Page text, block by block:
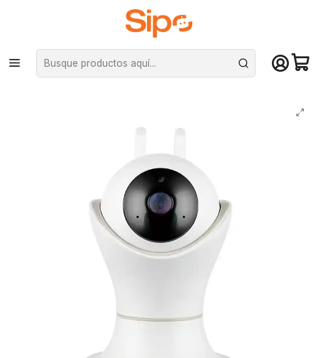
¡Compra hasta mediodía y recibe hoy! De lunes a sábado en el gran
Santiago. Envío gratis desde $29.990
Inicio Computación y Gamers Cámara Web
Cámara IP 360º, niñeras y mascotas, audio y visión nocturna